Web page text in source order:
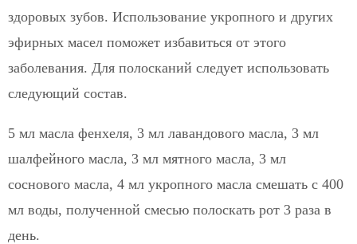
здоровых зубов. Использование укропного и других
эфирных масел поможет избавиться от этого
заболевания. Для полосканий следует использовать
следующий состав.
5 мл масла фенхеля, 3 мл лавандового масла, 3 мл
шалфейного масла, 3 мл мятного масла, 3 мл
соснового масла, 4 мл укропного масла смешать с 400
мл воды, полученной смесью полоскать рот 3 раза в
день.